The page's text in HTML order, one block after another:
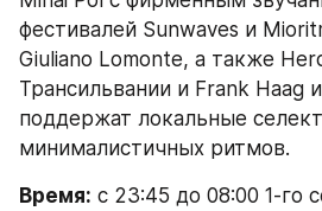
фестивалей Sunwaves и
Giuliano Lomonte, а также
Трансильвании и Frank Haag
поддержат локальные
минималистичных ритмов.
Время: с 23:45 до 08:00 1-го